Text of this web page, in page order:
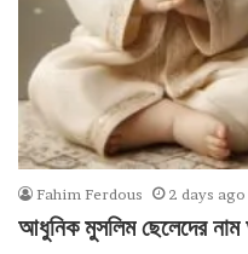
Fahim Ferdous 2 days ago
আধুনিক মুসলিম ছেলেদের